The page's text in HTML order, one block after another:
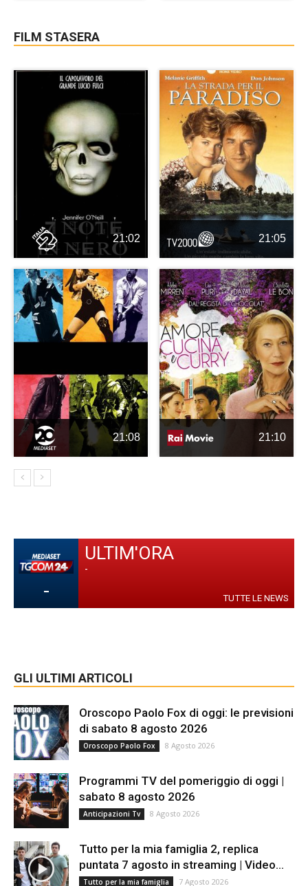
FILM STASERA
21:02 21:05
21:08 21:10
-
ULTIM'ORA
-
TUTTE LE NEWS
GLI ULTIMI ARTICOLI
Oroscopo Paolo Fox di oggi: le previsioni
di sabato 8 agosto 2026
Oroscopo Paolo Fox 8 Agosto 2026
Programmi TV del pomeriggio di oggi |
sabato 8 agosto 2026
Anticipazioni Tv 8 Agosto 2026
Tutto per la mia famiglia 2, replica
puntata 7 agosto in streaming | Video...
Tutto per la mia famiglia 7 Agosto 2026